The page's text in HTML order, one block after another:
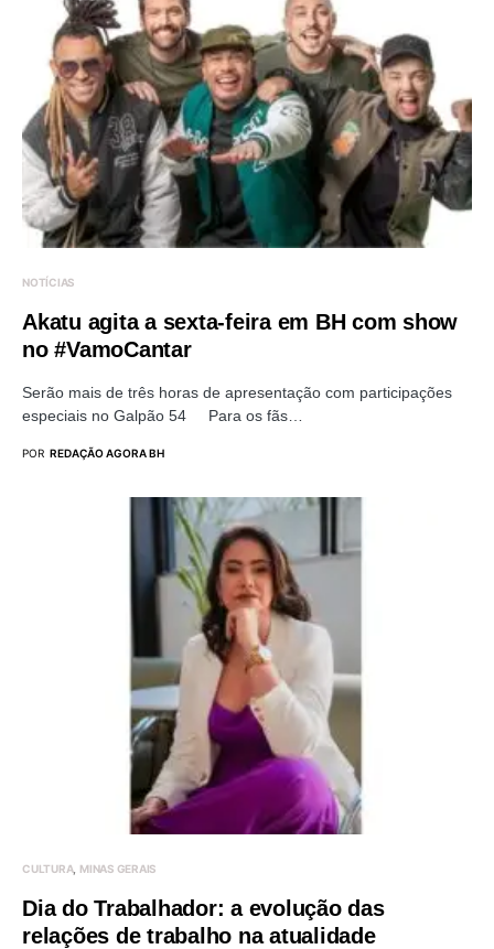
NOTÍCIAS
Akatu agita a sexta-feira em BH com show
no #VamoCantar
Serão mais de três horas de apresentação com participações
especiais no Galpão 54 Para os fãs…
POR REDAÇÃO AGORA BH
CULTURA MINAS GERAIS
Dia do Trabalhador: a evolução das
relações de trabalho na atualidade